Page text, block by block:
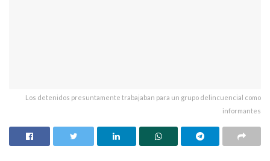
Los detenidos presuntamente trabajaban para un grupo delincuencial como
informantes